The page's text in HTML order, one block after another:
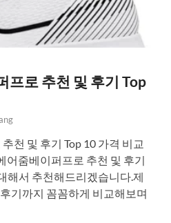
프로 추천 및 후기 Top
천 및 후기 Top 10 가격 비교
어줌베이퍼프로 추천 및 후기
해서 추천해드리겠습니다.제
기까지 꼼꼼하게 비교해보며